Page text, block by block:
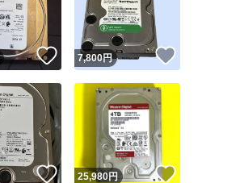
いいね！
7,800円
いいね！
25,980円